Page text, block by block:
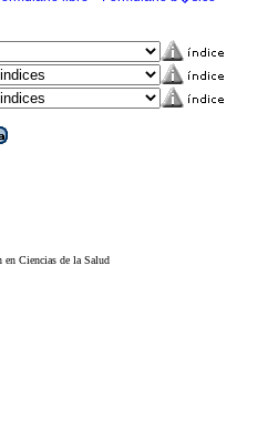
Ciencias de la Salud